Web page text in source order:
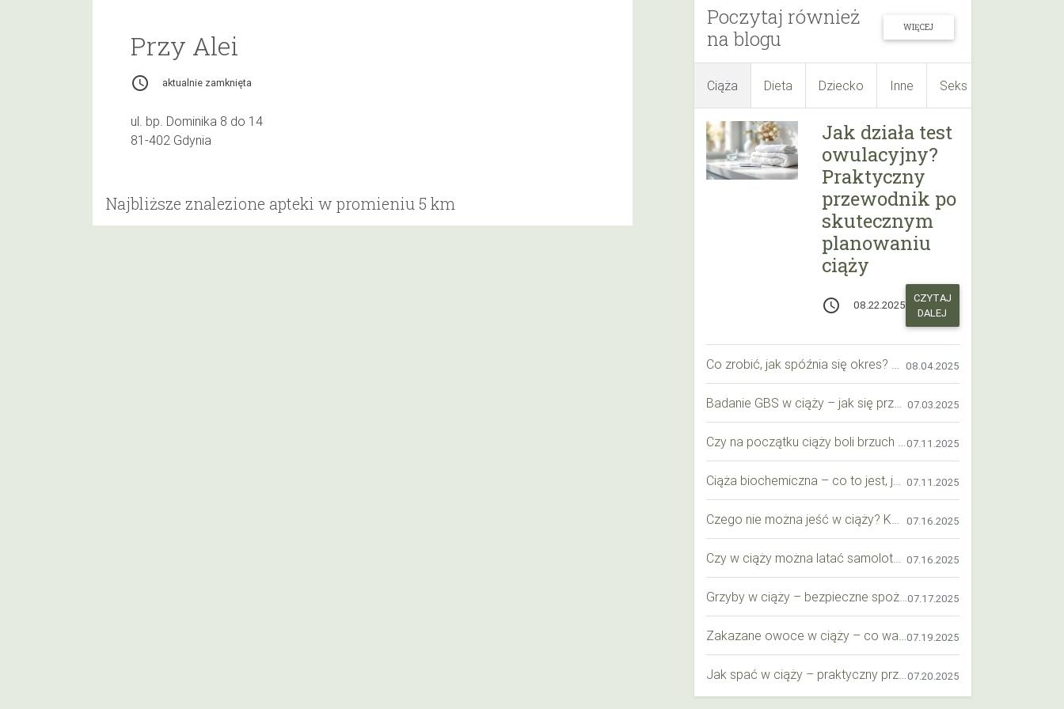
Poczytaj również
na blogu
WIĘCEJ
Ciąża Dieta Dziecko Inne Seks
Jak działa test
owulacyjny?
Praktyczny
przewodnik po
skutecznym
planowaniu
ciąży
access_time 08.22.2025
CZYTAJ
DALEJ
08.04.2025
07.03.2025
07.11.2025
07.11.2025
07.16.2025
07.16.2025
07.17.2025
07.19.2025
07.20.2025
Przy Alei
access_time aktualnie zamknięta
ul. bp. Dominika 8 do 14
81-402 Gdynia
Najbliższe znalezione apteki w promieniu 5 km